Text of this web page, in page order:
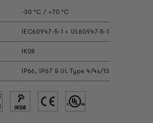
-30 °C / +70 °C
IEC60947-5-1 + UL60947-5-1
IK08
IP66, IP67 & UL Type 4/4x/13